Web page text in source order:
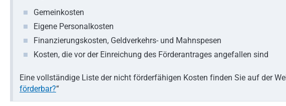
Gemeinkosten
Eigene Personalkosten
Finanzierungskosten, Geldverkehrs- und Mahnspesen
Kosten, die vor der Einreichung des Förderantrages angefallen sind
Eine vollständige Liste der nicht förderfähigen Kosten finden Sie auf der
förderbar?“